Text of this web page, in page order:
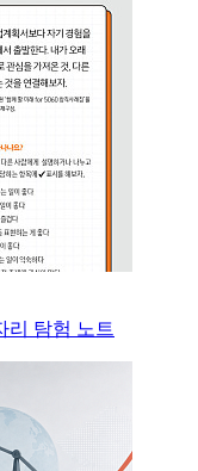
리 탐험 노트